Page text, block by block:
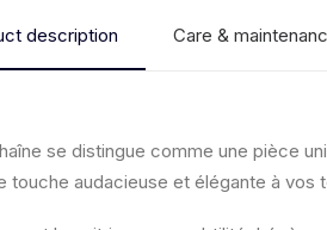
description Care &
se distingue comme une pièce
touche audacieuse et élégante à vos